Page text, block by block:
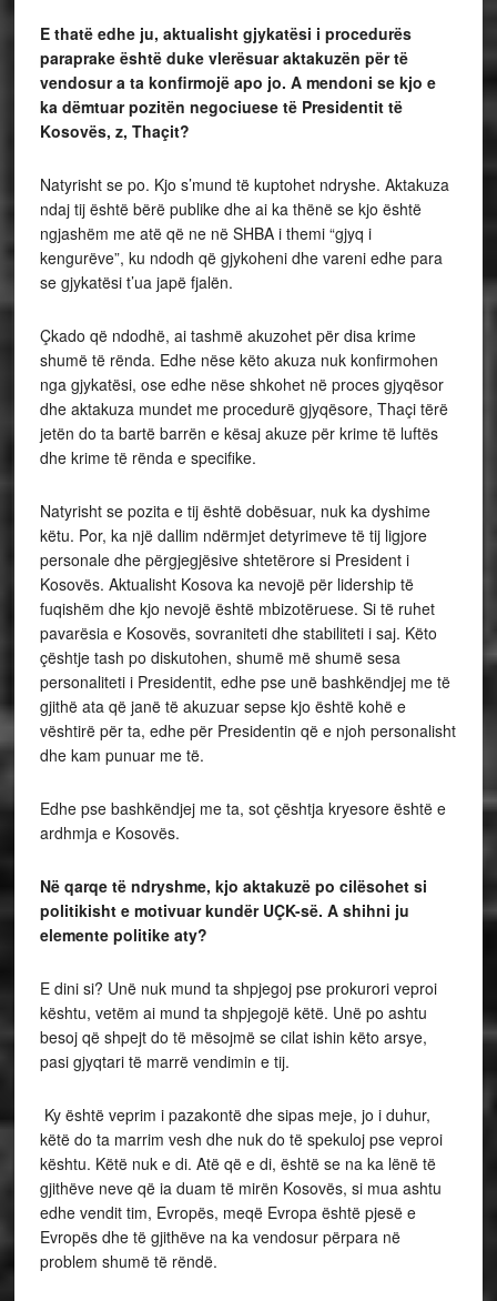
E thatë edhe ju, aktualisht gjykatësi i procedurës
paraprake është duke vlerësuar aktakuzën për të
vendosur a ta konfirmojë apo jo. A mendoni se kjo e
ka dëmtuar pozitën negociuese të Presidentit të
Kosovës, z, Thaçit?
Natyrisht se po. Kjo s’mund të kuptohet ndryshe. Aktakuza
ndaj tij është bërë publike dhe ai ka thënë se kjo është
ngjashëm me atë që ne në SHBA i themi “gjyq i
kengurëve”, ku ndodh që gjykoheni dhe vareni edhe para
se gjykatësi t’ua japë fjalën.
Çkado që ndodhë, ai tashmë akuzohet për disa krime
shumë të rënda. Edhe nëse këto akuza nuk konfirmohen
nga gjykatësi, ose edhe nëse shkohet në proces gjyqësor
dhe aktakuza mundet me procedurë gjyqësore, Thaçi tërë
jetën do ta bartë barrën e kësaj akuze për krime të luftës
dhe krime të rënda e specifike.
Natyrisht se pozita e tij është dobësuar, nuk ka dyshime
këtu. Por, ka një dallim ndërmjet detyrimeve të tij ligjore
personale dhe përgjegjësive shtetërore si President i
Kosovës. Aktualisht Kosova ka nevojë për lidership të
fuqishëm dhe kjo nevojë është mbizotëruese. Si të ruhet
pavarësia e Kosovës, sovraniteti dhe stabiliteti i saj. Këto
çështje tash po diskutohen, shumë më shumë sesa
personaliteti i Presidentit, edhe pse unë bashkëndjej me të
gjithë ata që janë të akuzuar sepse kjo është kohë e
vështirë për ta, edhe për Presidentin që e njoh personalisht
dhe kam punuar me të.
Edhe pse bashkëndjej me ta, sot çështja kryesore është e
ardhmja e Kosovës.
Në qarqe të ndryshme, kjo aktakuzë po cilësohet si
politikisht e motivuar kundër UÇK-së. A shihni ju
elemente politike aty?
E dini si? Unë nuk mund ta shpjegoj pse prokurori veproi
kështu, vetëm ai mund ta shpjegojë këtë. Unë po ashtu
besoj që shpejt do të mësojmë se cilat ishin këto arsye,
pasi gjyqtari të marrë vendimin e tij.
Ky është veprim i pazakontë dhe sipas meje, jo i duhur,
këtë do ta marrim vesh dhe nuk do të spekuloj pse veproi
kështu. Këtë nuk e di. Atë që e di, është se na ka lënë të
gjithëve neve që ia duam të mirën Kosovës, si mua ashtu
edhe vendit tim, Evropës, meqë Evropa është pjesë e
Evropës dhe të gjithëve na ka vendosur përpara në
problem shumë të rëndë.